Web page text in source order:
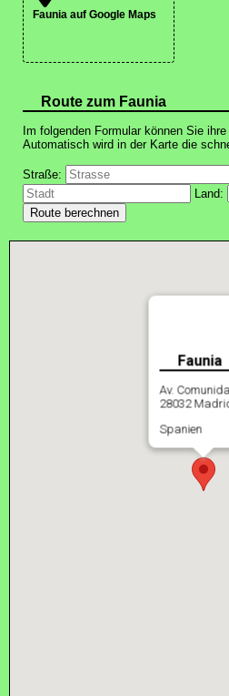
Faunia auf Google Maps
Route zum Faunia
Im folgenden Formular können Sie
Automatisch wird in der Karte die
Straße:
Land:
Faunia
Av.
28032
Spanien